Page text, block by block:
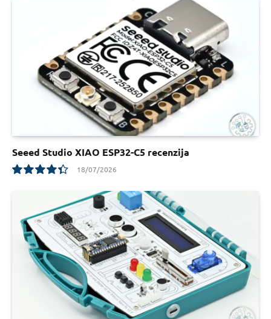
Seeed Studio XIAO ESP32-C5 recenzija
18/07/2026